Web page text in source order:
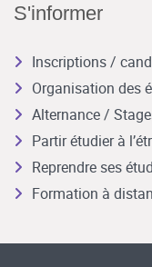
S'informer
Inscriptions /
Organisation des
Alternance /
Partir étudier à
Reprendre ses
Formation à